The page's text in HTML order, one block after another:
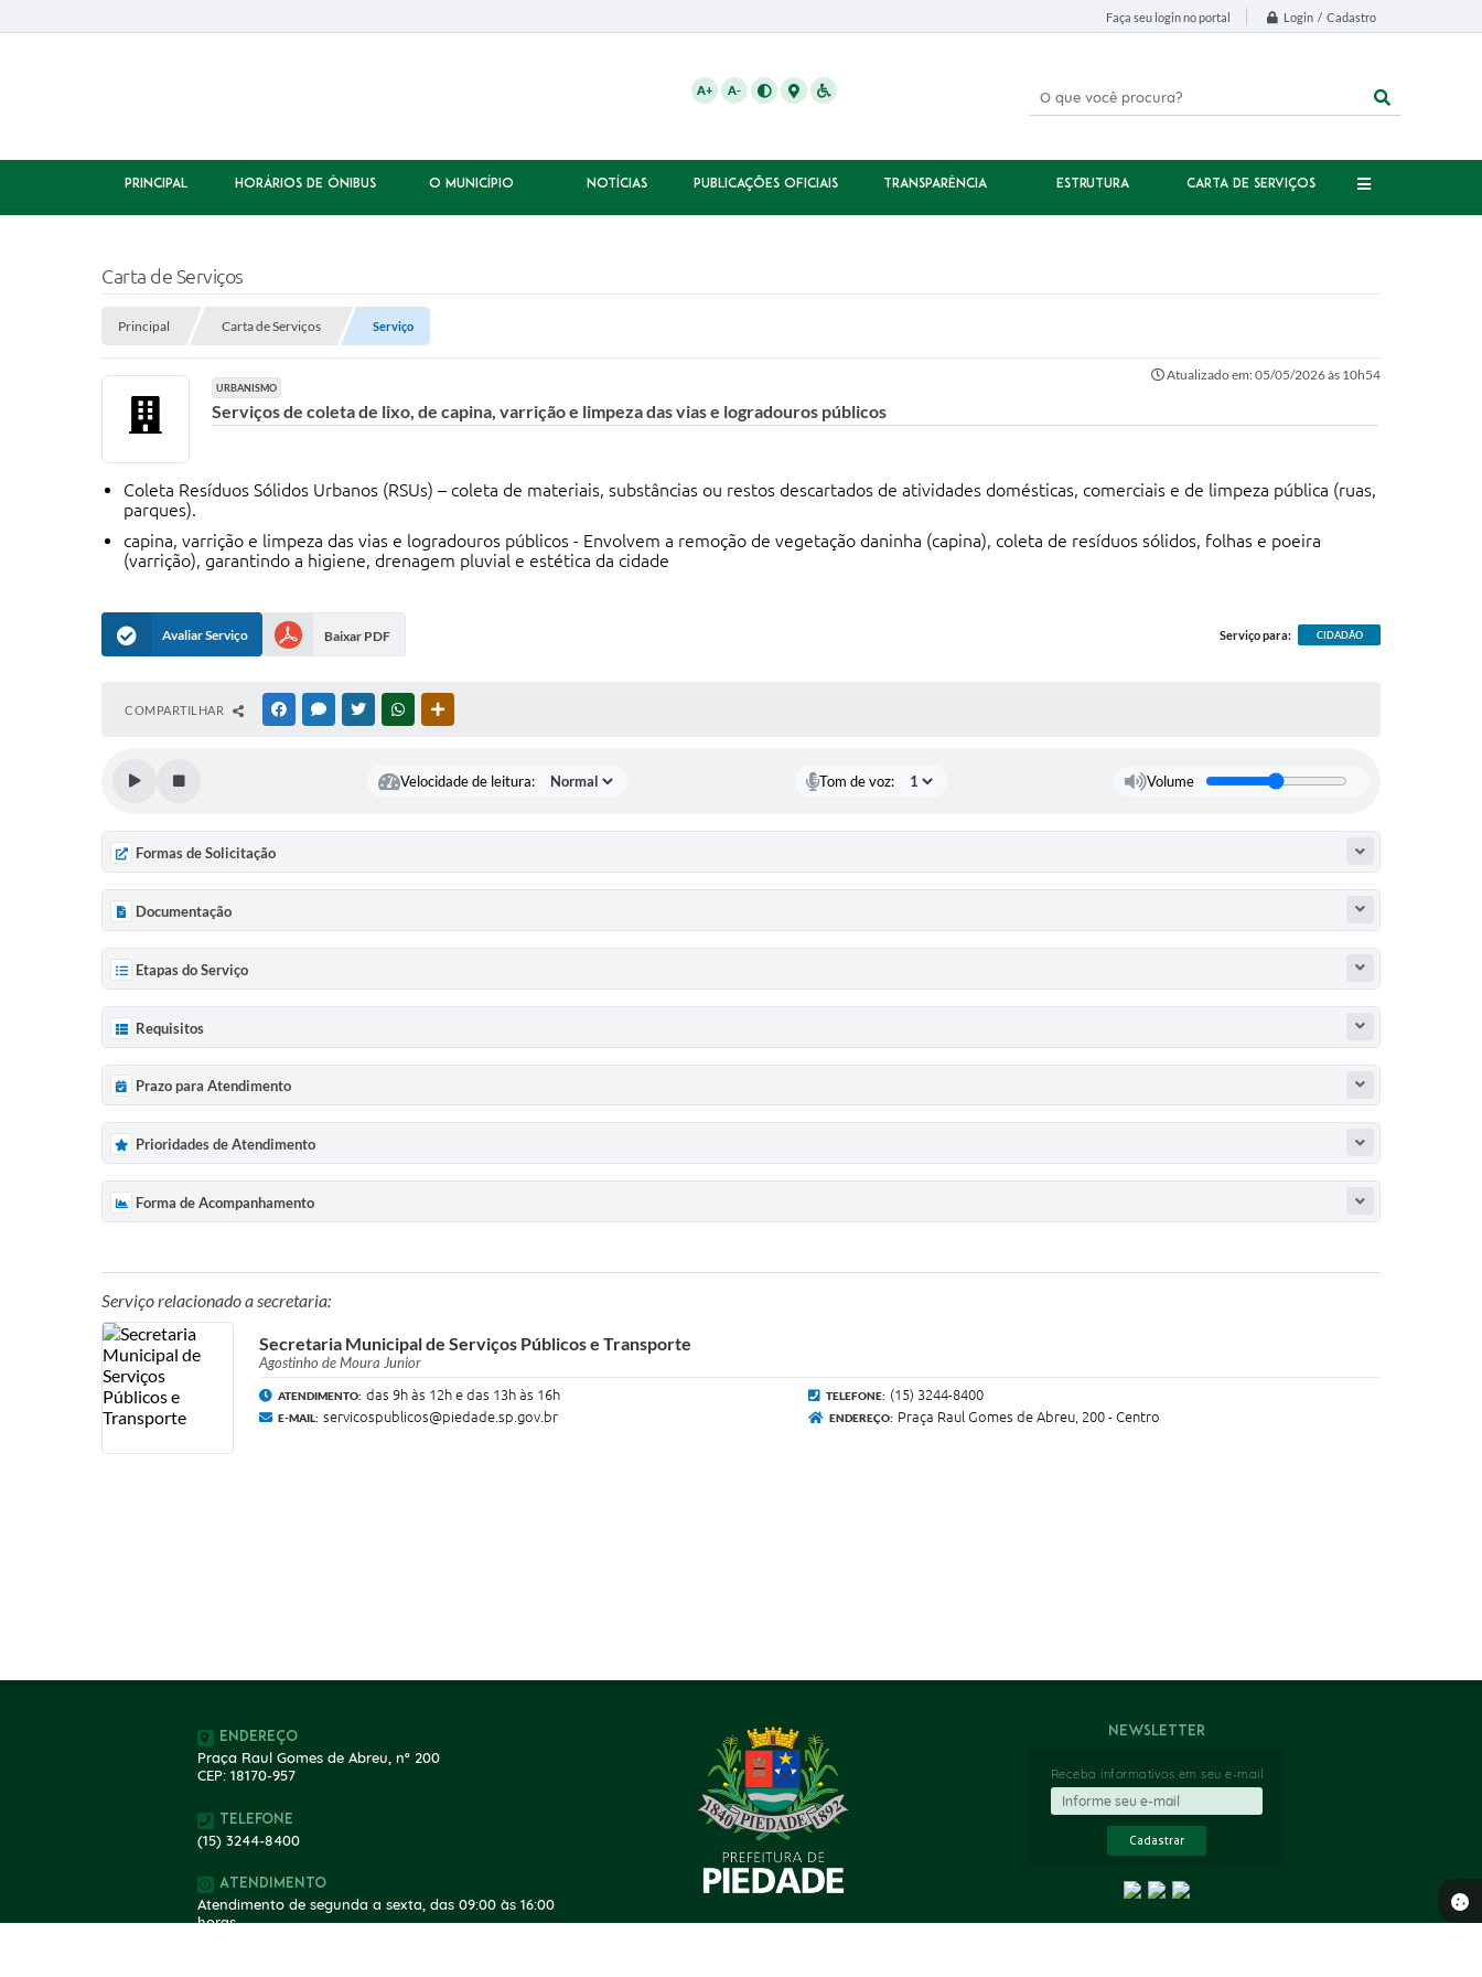
Faça seu login no portal Login / Cadastro
A+ A-
PRINCIPAL HORÁRIOS DE ÔNIBUS O MUNICÍPIO NOTÍCIAS PUBLICAÇÕES OFICIAIS TRANSPARÊNCIA ESTRUTURA CARTA DE SERVIÇOS
Carta de Serviços
Principal Carta de Serviços Serviço
Atualizado em: 05/05/2026 às 10h54
URBANISMO
Serviços de coleta de lixo, de capina, varrição e limpeza das vias e logradouros públicos
Coleta Resíduos Sólidos Urbanos (RSUs) – coleta de materiais, substâncias ou restos descartados de atividades domésticas, comerciais e de limpeza pública (ruas,
parques).
capina, varrição e limpeza das vias e logradouros públicos - Envolvem a remoção de vegetação daninha (capina), coleta de resíduos sólidos, folhas e poeira
(varrição), garantindo a higiene, drenagem pluvial e estética da cidade
Avaliar Serviço Baixar PDF Serviço para: CIDADÃO
COMPARTILHAR FACEBOOKMESSENGER
TWITTERWHATSAPP
Velocidade de leitura: Tom de voz: Volume
Formas de Solicitação
Documentação
Etapas do Serviço
Requisitos
Prazo para Atendimento
Prioridades de Atendimento
Forma de Acompanhamento
Serviço relacionado a secretaria:
Secretaria Municipal de Serviços Públicos e Transporte
Agostinho de Moura Junior
ATENDIMENTO: das 9h às 12h e das 13h às 16h TELEFONE: (15) 3244-8400
E-MAIL: servicospublicos@piedade.sp.gov.br ENDEREÇO: Praça Raul Gomes de Abreu, 200 - Centro
Endereço
Praça Raul Gomes de Abreu, nº 200
CEP: 18170-957
Telefone
(15) 3244-8400
Atendimento
Atendimento de segunda a sexta, das 09:00 às 16:00
horas.
Newsletter
Receba informativos em seu e-mail
Cadastrar